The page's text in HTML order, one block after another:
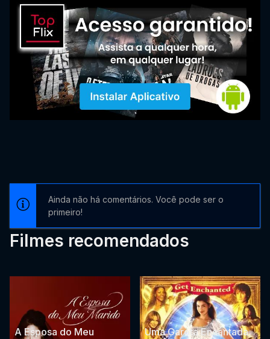
Ainda não há comentários. Você pode ser o
primeiro!
Filmes recomendados
A Esposa do Meu
Uma Garota Encantada